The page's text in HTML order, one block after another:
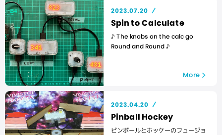
2023.07.20
Spin to Calculate
♪ The knobs on the calc go
Round and Round ♪
More
2023.04.20
Pinball Hockey
ピンボールとホッケーのフュージョ